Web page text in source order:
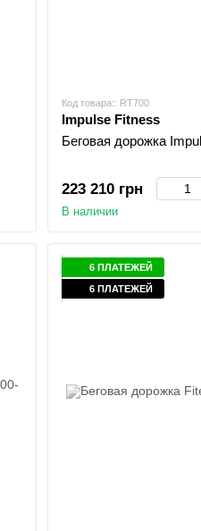
Код товара:: RT700
Impulse Fitness
Беговая дорожка
223 210 грн
В наличии
6 ПЛАТЕЖЕЙ
6 ПЛАТЕЖЕЙ